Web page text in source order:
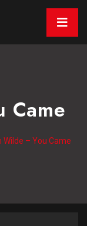
Came
Wilde – You Came